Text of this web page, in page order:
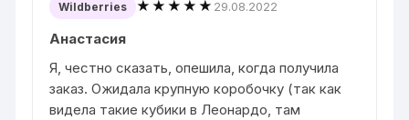
Wildberries ★★★★★ 29.08.2022
Анастасия
Я, честно сказать, опешила, когда получила
заказ. Ожидала крупную коробочку (так как
видела такие кубики в Леонардо, там